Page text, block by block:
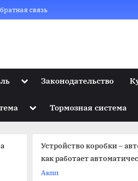
связь
ToggleЗаконодательство
Toggle
menu
Тормозная система
Устройство коробки –
как работает
КПП
Акпп